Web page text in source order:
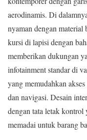
aerodinamis. Di
nyaman dengan
kursi di lapisi dengan
memberikan dukungan
infotainment standar di
yang memudahkan
dan navigasi. Desain
dengan tata letak
memadai untuk barang